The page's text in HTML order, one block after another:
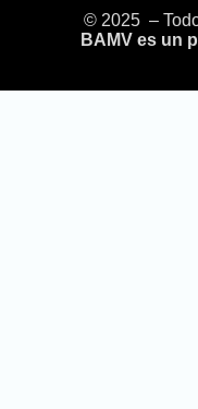
© 2025 –
BAMV es un